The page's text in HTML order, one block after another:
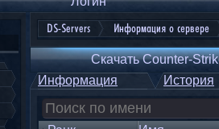
DS-Servers Информация о сервере
Скачать Counter-
Информация
История